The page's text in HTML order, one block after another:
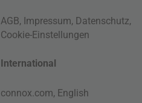
AGB, Impressum, Datenschutz,
Cookie-Einstellungen
International
connox.com, English